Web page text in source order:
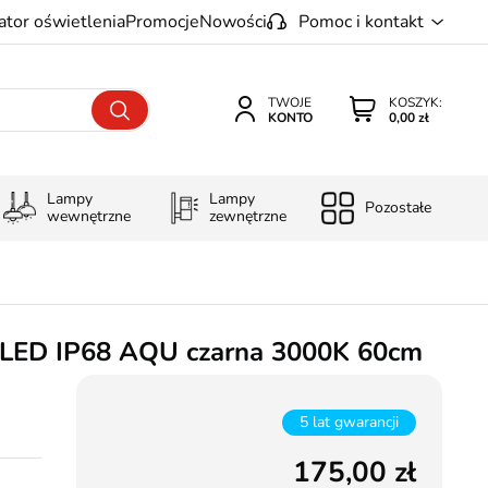
oświetleniaPromocjeNowości Pomoc i kontakt
KOSZYK:
0,00 zł
TWOJE
KONTO
Lampy
wewnętrzne
Lampy
zewnętrzne
Pozostałe
IP68 AQU czarna 3000K 60cm
5 lat gwarancji
175,00